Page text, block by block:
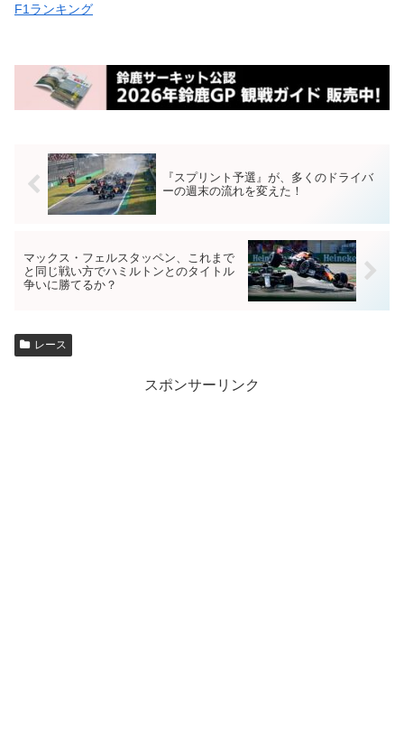
F1ランキング
『スプリント予選』が、多くのドライバ
ーの週末の流れを変えた！
マックス・フェルスタッペン、これまで
と同じ戦い方でハミルトンとのタイトル
争いに勝てるか？
レース
スポンサーリンク